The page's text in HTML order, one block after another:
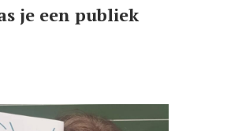
je een publiek